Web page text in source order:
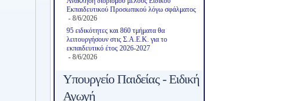
Εκπαιδευτικού Προσωπικού λόγω σφάλματος
- 8/6/2026
95 ειδικότητες και 860 τμήματα θα
λειτουργήσουν στις Σ.Α.Ε.Κ. για το
εκπαιδευτικό έτος 2026-2027
- 8/6/2026
Υπουργείο Παιδείας - Ειδική
Αγωγή